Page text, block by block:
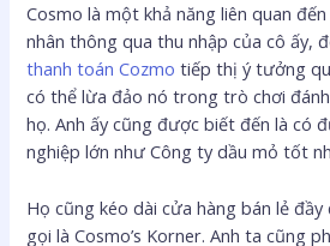
Cosmo là một khả năng liên quan
nhân thông qua thu nhập của cô ấy,
thanh toán Cozmo tiếp thị ý tưởng
có thể lừa đảo nó trong trò chơi
họ. Anh ấy cũng được biết đến là có
nghiệp lớn như Công ty dầu mỏ tốt
Họ cũng kéo dài cửa hàng bán lẻ
gọi là Cosmo’s Korner.Anh ta cũng